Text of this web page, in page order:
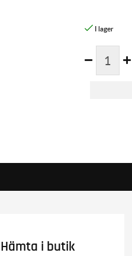
Hämta i butik